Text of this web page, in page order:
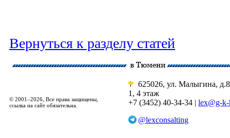
Вернуться к разделу статей
© 2001–2026, Все права защищены,
ссылка на сайт обязательна.
625026, ул. Малыгина,
1, 4 этаж
+7 (3452) 40-34-34 | lex@g-
@lexconsalting